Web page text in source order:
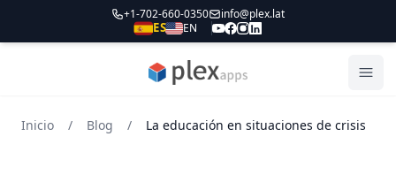
+1-702-660-0350 info@plex.lat
ES EN
PLEXapps
Inicio / Blog / La educación en situaciones de crisis